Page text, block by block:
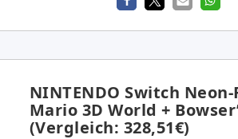
NINTENDO Switch
Mario 3D World +
(Vergleich: 328,51€)